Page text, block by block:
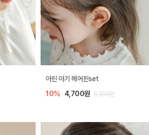
아린 아기 헤어핀set
10% 4,700원 5,200원